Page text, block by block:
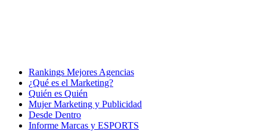
Rankings Mejores Agencias
¿Qué es el Marketing?
Quién es Quién
Mujer Marketing y Publicidad
Desde Dentro
Informe Marcas y ESPORTS